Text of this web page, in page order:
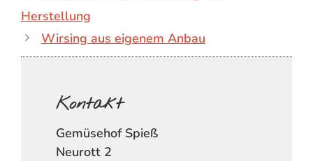
Herstellung
Wirsing aus eigenem Anbau
Kontakt
Gemüsehof Spieß
Neurott 2